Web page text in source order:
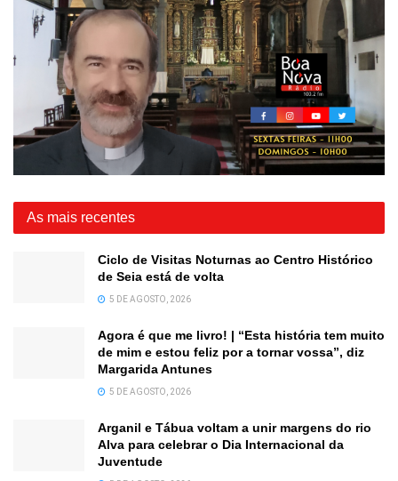
As mais recentes
Ciclo de Visitas Noturnas ao Centro Histórico
de Seia está de volta
5 DE AGOSTO, 2026
Agora é que me livro! | “Esta história tem muito
de mim e estou feliz por a tornar vossa”, diz
Margarida Antunes
5 DE AGOSTO, 2026
Arganil e Tábua voltam a unir margens do rio
Alva para celebrar o Dia Internacional da
Juventude